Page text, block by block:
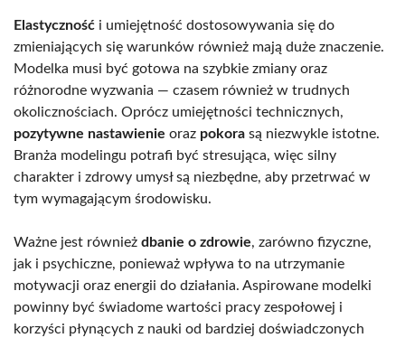
Elastyczność i umiejętność dostosowywania się do
zmieniających się warunków również mają duże znaczenie.
Modelka musi być gotowa na szybkie zmiany oraz
różnorodne wyzwania — czasem również w trudnych
okolicznościach. Oprócz umiejętności technicznych,
pozytywne nastawienie oraz pokora są niezwykle istotne.
Branża modelingu potrafi być stresująca, więc silny
charakter i zdrowy umysł są niezbędne, aby przetrwać w
tym wymagającym środowisku.
Ważne jest również dbanie o zdrowie, zarówno fizyczne,
jak i psychiczne, ponieważ wpływa to na utrzymanie
motywacji oraz energii do działania. Aspirowane modelki
powinny być świadome wartości pracy zespołowej i
korzyści płynących z nauki od bardziej doświadczonych